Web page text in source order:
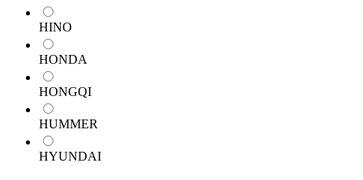
HINO
HONDA
HONGQI
HUMMER
HYUNDAI